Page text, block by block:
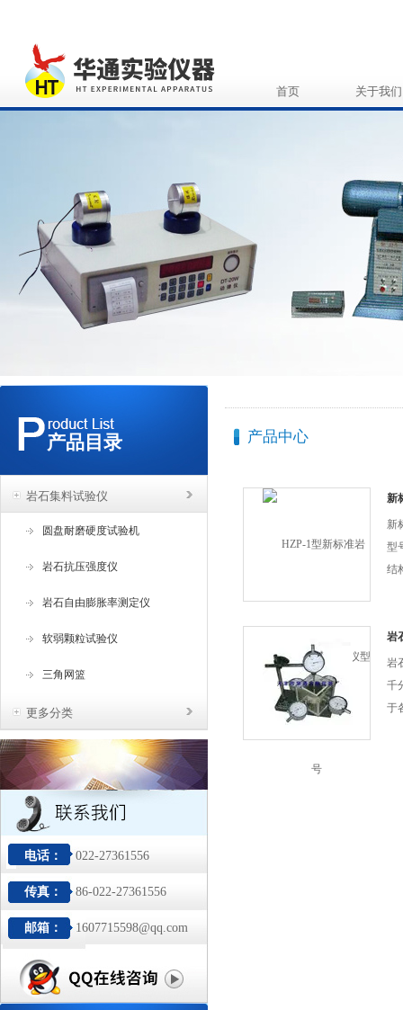
首页 关于我们
产品目录
岩石集料试验仪
圆盘耐磨硬度试验机
岩石抗压强度仪
岩石自由膨胀率测定仪
软弱颗粒试验仪
三角网篮
更多分类
电话： 022-27361556
传真： 86-022-27361556
邮箱： 1607715598@qq.com
产品中心
新
型
新
型
结
板
岩
岩
千
于